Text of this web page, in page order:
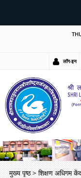
लॉग-इन
मुख्य पृष्ठ > शिक्षण अधिगम